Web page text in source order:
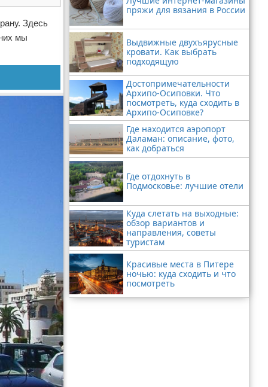
Здесь
мы
пряжи для вязания в России
Выдвижные двухъярусные
кровати. Как выбрать
подходящую
Достопримечательности
Архипо-Осиповки. Что
посмотреть, куда сходить в
Архипо-Осиповке?
Где находится аэропорт
Даламан: описание, фото,
как добраться
Где отдохнуть в
Подмосковье: лучшие отели
Куда слетать на выходные:
обзор вариантов и
направления, советы
туристам
Красивые места в Питере
ночью: куда сходить и что
посмотреть